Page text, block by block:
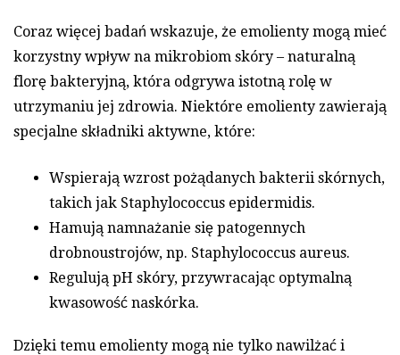
Coraz więcej badań wskazuje, że emolienty mogą mieć
korzystny wpływ na mikrobiom skóry – naturalną
florę bakteryjną, która odgrywa istotną rolę w
utrzymaniu jej zdrowia. Niektóre emolienty zawierają
specjalne składniki aktywne, które:
Wspierają wzrost pożądanych bakterii skórnych,
takich jak Staphylococcus epidermidis.
Hamują namnażanie się patogennych
drobnoustrojów, np. Staphylococcus aureus.
Regulują pH skóry, przywracając optymalną
kwasowość naskórka.
Dzięki temu emolienty mogą nie tylko nawilżać i